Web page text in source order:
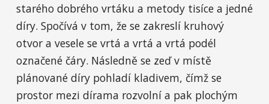
starého dobrého vrtáku a metody tisíce a jedné
díry. Spočívá v tom, že se zakreslí kruhový
otvor a vesele se vrtá a vrtá a vrtá podél
označené čáry. Následně se zeď v místě
plánované díry pohladí kladivem, čímž se
prostor mezi dírama rozvolní a pak plochým